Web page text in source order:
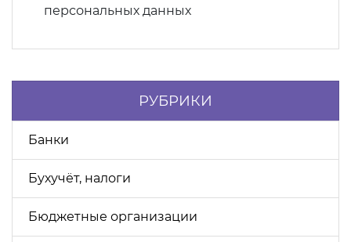
персональных данных
РУБРИКИ
Банки
Бухучёт, налоги
Бюджетные организации